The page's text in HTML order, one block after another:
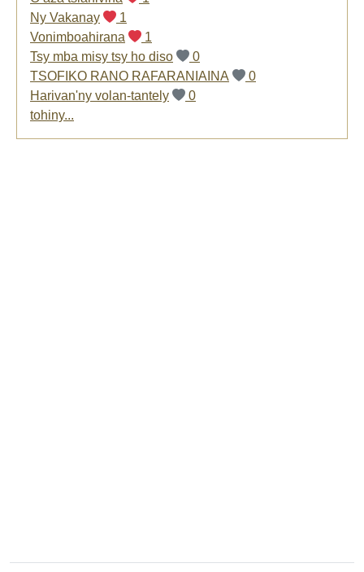
Ny Vakanay
1
Vonimboahirana
1
Tsy mba misy tsy ho diso
0
TSOFIKO RANO RAFARANIAINA
0
Harivan'ny volan-tantely
0
tohiny...